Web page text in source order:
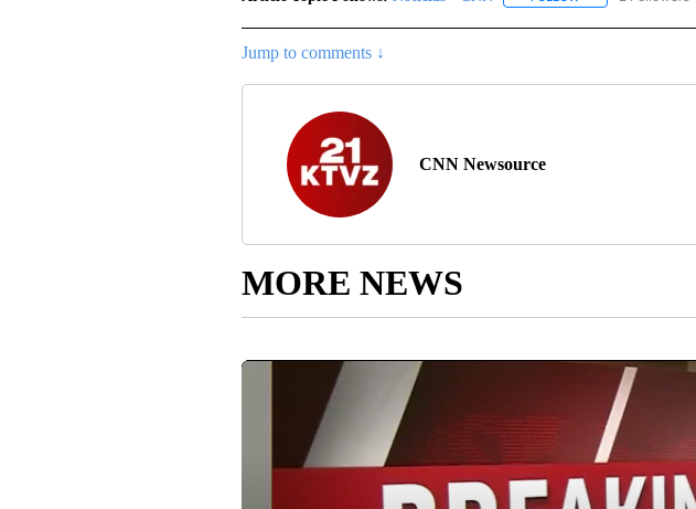
Jump to comments ↓
CNN Newsource
MORE NEWS